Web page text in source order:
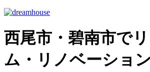
西尾市・碧南市で
ム・リノベーショ